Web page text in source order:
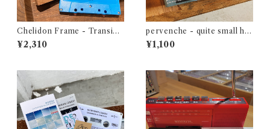
Chelidon Frame - Transien
ce
¥2,310
pervenche - quite small ha
ppiness
¥1,100